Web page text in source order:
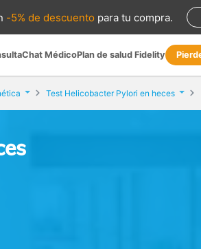
-5% de descuento para tu compra.
Chat MédicoPlan de salud Fidelity
Test Helicobacter Pylori en heces